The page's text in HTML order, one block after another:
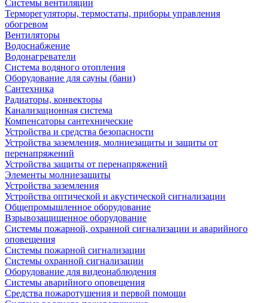
Системы вентиляции
Терморегуляторы, термостаты, приборы управления
обогревом
Вентиляторы
Водоснабжение
Водонагреватели
Система водяного отопления
Оборудование для сауны (бани)
Сантехника
Радиаторы, конвекторы
Канализационная система
Компенсаторы сантехнические
Устройства и средства безопасности
Устройства заземления, молниезащиты и защиты от
перенапряжений
Устройства защиты от перенапряжений
Элементы молниезащиты
Устройства заземления
Устройства оптической и акустической сигнализации
Общепромышленное оборудование
Взрывозащищенное оборудование
Системы пожарной, охранной сигнализации и аварийного
оповещения
Системы пожарной сигнализации
Системы охранной сигнализации
Оборудование для видеонаблюдения
Системы аварийного оповещения
Средства пожаротушения и первой помощи